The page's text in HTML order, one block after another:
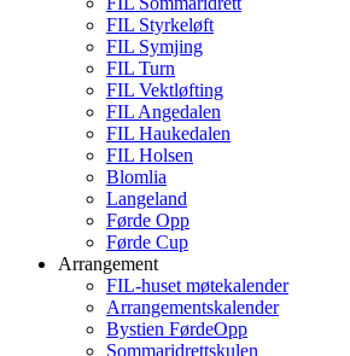
FIL Styrkeløft
FIL Symjing
FIL Turn
FIL Vektløfting
FIL Angedalen
FIL Haukedalen
FIL Holsen
Blomlia
Langeland
Førde Opp
Førde Cup
Arrangement
FIL-huset møtekalender
Arrangementskalender
Bystien FørdeOpp
Sommaridrettskulen